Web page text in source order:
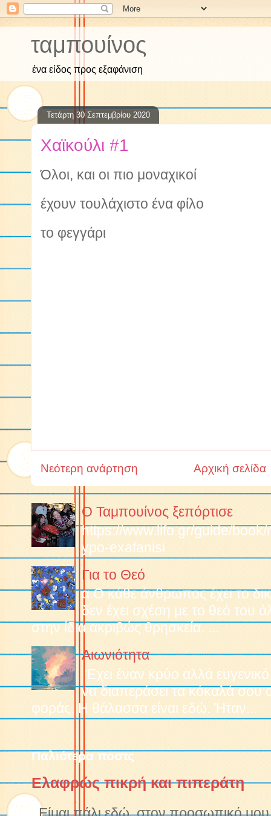
ταμπουίνος
ένα είδος προς εξαφάνιση
Τετάρτη 30 Σεπτεμβρίου 2020
Χαϊκούλι #1
Όλοι, και οι πιο μοναχικοί
έχουν τουλάχιστο ένα φίλο
το φεγγάρι
Νεότερη ανάρτηση Αρχική σελίδα
Ο Ταμπουίνος ξεπόρτισε
https://www.lifo.gr/guide/
ypo-exafanisi
Για το Θεό
α.O κάθε άνθρωπος έχει το
δεν έχει σχέση με το θεό του
στην ίδια ακριβώς θρησκεία. ...
Αιωνιότητα
Έχει έναν κρύο αλλά
να διαπεράσει τα κόκαλά
φοράς. Η θάλασσα είναι εδώ. Ήταν...
Παλιότερα ποστς
Ελαφρώς πικρή και πιπεράτη